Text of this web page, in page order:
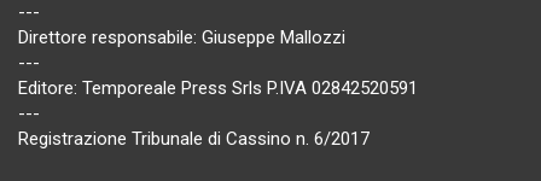
---
Direttore responsabile: Giuseppe Mallozzi
---
Editore: Temporeale Press Srls P.IVA 02842520591
---
Registrazione Tribunale di Cassino n. 6/2017